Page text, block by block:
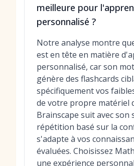
meilleure pour
personnalisé ?
Notre analyse montre
est en tête en matière
personnalisé, car son
génère des flashcards
spécifiquement vos
de votre propre matériel
Brainscape suit avec son
répétition basé sur la
s'adapte à vos
évaluées. Choisissez
une expérience